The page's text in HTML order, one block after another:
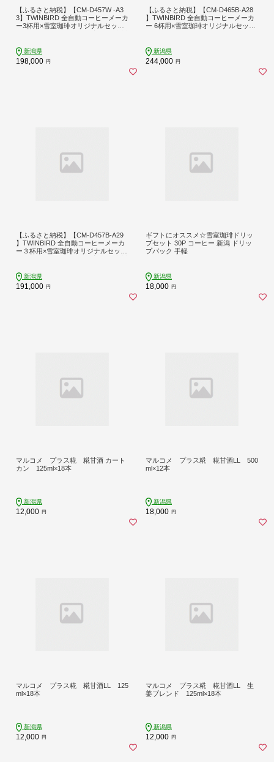
【ふるさと納税】【CM-D457W -A3
3】TWINBIRD 全自動コーヒーメーカ
ー3杯用×雪室珈琲オリジナルセット
新潟県
198,000 円
【ふるさと納税】【CM-D465B-A28
】TWINBIRD 全自動コーヒーメーカ
ー 6杯用×雪室珈琲オリジナルセット
新潟県
244,000 円
【ふるさと納税】【CM-D457B-A29
】TWINBIRD 全自動コーヒーメーカ
ー３杯用×雪室珈琲オリジナルセット
新潟県
191,000 円
ギフトにオススメ☆雪室珈琲ドリッ
プセット 30P コーヒー 新潟 ドリッ
プパック 手軽
新潟県
18,000 円
マルコメ プラス糀 糀甘酒 カート
カン 125ml×18本
新潟県
12,000 円
マルコメ プラス糀 糀甘酒LL 500
ml×12本
新潟県
18,000 円
マルコメ プラス糀 糀甘酒LL 125
ml×18本
新潟県
12,000 円
マルコメ プラス糀 糀甘酒LL 生
姜ブレンド 125ml×18本
新潟県
12,000 円